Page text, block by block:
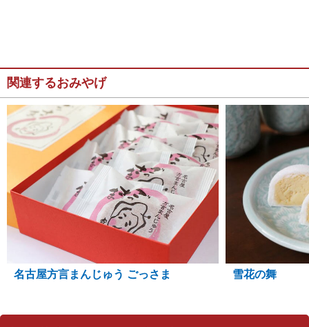
関連するおみやげ
名古屋方言まんじゅう ごっさま 雪花の舞